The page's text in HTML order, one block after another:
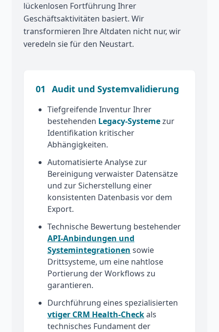
lückenlosen Fortführung Ihrer
Geschäftsaktivitäten basiert. Wir
transformieren Ihre Altdaten nicht nur, wir
veredeln sie für den Neustart.
01 Audit und Systemvalidierung
Tiefgreifende Inventur Ihrer
bestehenden Legacy-Systemezur
Identifikation kritischer
Abhängigkeiten.
Automatisierte Analyse zur
Bereinigung verwaister Datensätze
und zur Sicherstellung einer
konsistenten Datenbasis vor dem
Export.
Technische Bewertung bestehender
API-Anbindungen und
Systemintegrationen sowie
Drittsysteme, um eine nahtlose
Portierung der Workflows zu
garantieren.
Durchführung eines spezialisierten
vtiger CRM Health-Checkals
technisches Fundament der